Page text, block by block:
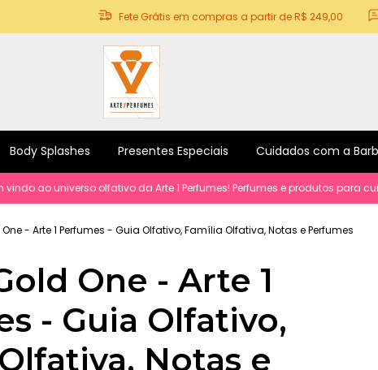
Fete Grátis em compras a partir de R$ 249,00
Body Splashes Presentes Especiais Cuidados com a
ao universo olfativo da Arte 1 Perfumes! Perfumes e produtos para
- Arte 1 Perfumes - Guia Olfativo, Família Olfativa, Notas e Perfumes
One - Arte 1
- Guia Olfativo,
Notas e